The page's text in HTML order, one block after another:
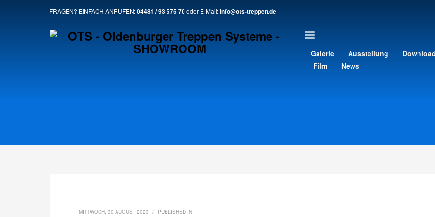
SO ERREICHST DU UNS
1 2 3
Solltest Du Probleme mit der Website haben, maile uns gern an support@ots-treppen.de. Vielen Dank!
FRAGEN? EINFACH ANRUFEN:04481 / 93 575 70oder E-Mail:info@ots-treppen.de
Galerie Ausstellung Download
Film
News
MITTWOCH, 30 AUGUST 2023 / PUBLISHED IN